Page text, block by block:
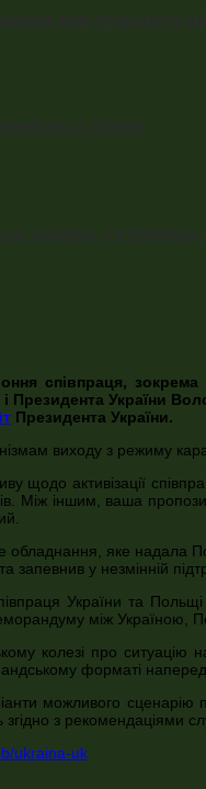
співпраця,
Президента України
Президента України.
виходу з режиму
щодо активізації
Між іншим, ваша
обладнання, яке надала
у незмінній
України та Польщі
між Україною,
колезі про
форматі
можливого сценарію
з рекомендаціями
ukraina-uk